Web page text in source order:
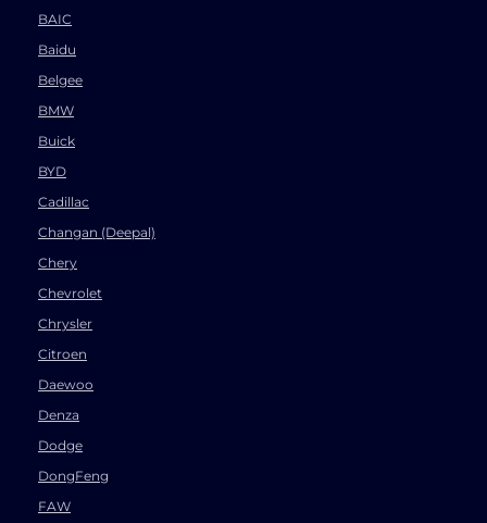
BAIC
Baidu
Belgee
BMW
Buick
BYD
Cadillac
Changan (Deepal)
Chery
Chevrolet
Chrysler
Citroen
Daewoo
Denza
Dodge
DongFeng
FAW